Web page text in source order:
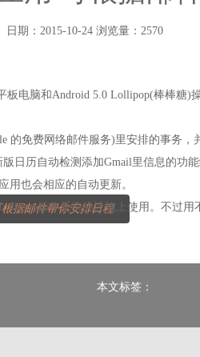
据邮件帮你安排日程
日期：2015-10-24 浏览量：2570
板电脑和Android 5.0 Lollipop(棒棒
免费网络邮件服务)里安排的事务
日历自动检测添加Gmail里信息的功
用也会相应的自动更新。
操作系统的设施上使用。不过
本文标签：